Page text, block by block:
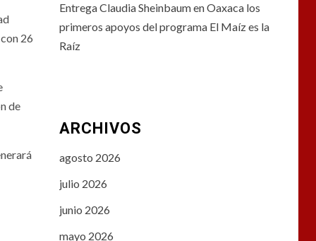
26
de
Entrega Claudia Sheinbaum en Oaxaca los
primeros apoyos del programa El Maíz es la
Raíz
ARCHIVOS
agosto 2026
julio 2026
junio 2026
mayo 2026